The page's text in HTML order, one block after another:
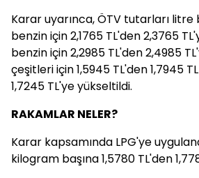
Karar uyarınca, ÖTV tutarları litre
benzin için 2,1765 TL'den 2,3765
benzin için 2,2985 TL'den 2,4985
çeşitleri için 1,5945 TL'den 1,7945
1,7245 TL'ye yükseltildi.
RAKAMLAR NELER?
Karar kapsamında LPG'ye
kilogram başına 1,5780 TL'den